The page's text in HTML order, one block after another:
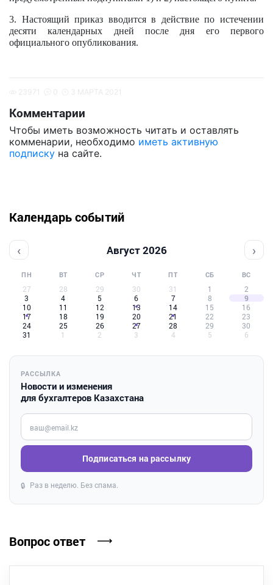
3. Настоящий приказ вводится в действие по истечении
десяти календарных дней после дня его первого
официального опубликования.
Комментарии
Чтобы иметь возможность читать и оставлять
комменарии, необходимо иметь активную
подписку на сайте.
Календарь событий
‹ Август 2026 ›
ПН ВТ СР ЧТ ПТ СБ ВС
27 28 29 30 31 1
2
3
4 5 6 7 8
9
10
11 12 13 14 15
16
17
18 19 20 21 22
23
24
25 26 27 28 29
30
31
1 2 3 4 5 6
РАССЫЛКА
Новости и изменения
для бухгалтеров Казахстана
Введите ваш e-mail
Подписаться на рассылку
🔒 Раз в неделю. Без спама.
Вопрос ответ